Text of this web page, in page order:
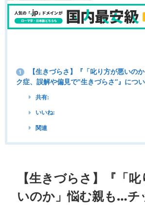
1
【生きづらさ】『「叱り方が悪いの
ク症、誤解や偏見で‟生きづらさ”』につ
共有:
いいね:
関連
【生きづらさ】『「
いのか」悩む親も…チ